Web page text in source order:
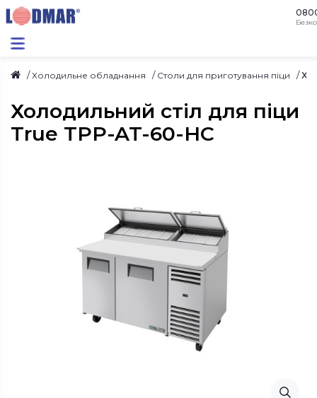
Холодильне обладнання Столи для приготування піци
Холодильний стіл для піци
True TPP-AT-60-HC